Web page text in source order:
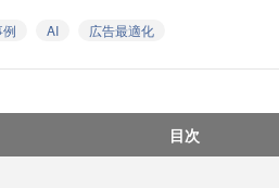
AI 広告最適化
目次